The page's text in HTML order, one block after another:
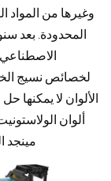
وغيرها من المواد
المحدودة. بعد
الاصطناعي
لخصائص نسيج
الألوان لا يمكنها
ألوان
مينجد